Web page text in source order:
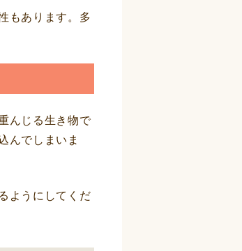
もあります。多
んじる生き物で
んでしまいま
ようにしてくだ